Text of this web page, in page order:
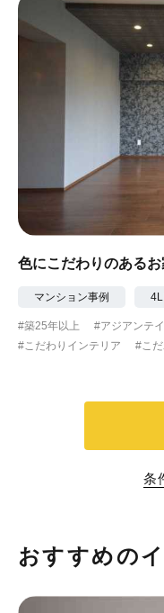
色にこだわりのあるお
マンション事例
#築25年以上 #アジアンテ
#こだわりインテリア
#こ
条
おすすめの